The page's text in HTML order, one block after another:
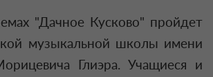
"Дачное Кусково" пройдет
музыкальной школы имени
Глиэра.Учащиеся и